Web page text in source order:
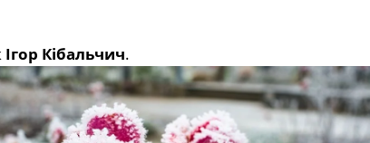
Ігор Кібальчич.